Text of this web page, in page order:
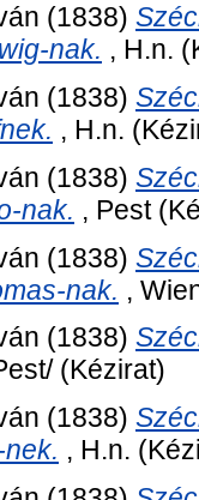
(1838)
nak. , H.n.
(1838)
, H.n.
(1838)
nak. , Pest
(1838)
nak. ,
(1838)
(Kézirat)
(1838)
, H.n.